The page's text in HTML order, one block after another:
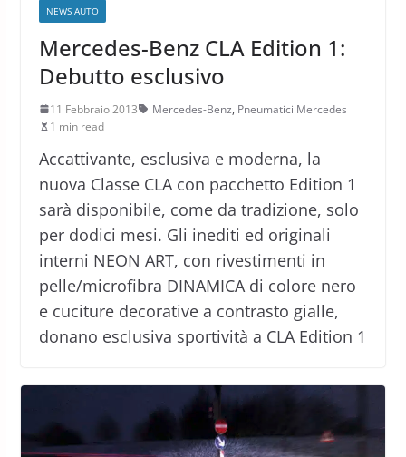
NEWS AUTO
Mercedes-Benz CLA Edition 1:
Debutto esclusivo
11 Febbraio 2013 Mercedes-Benz, Pneumatici Mercedes
1 min read
Accattivante, esclusiva e moderna, la
nuova Classe CLA con pacchetto Edition 1
sarà disponibile, come da tradizione, solo
per dodici mesi. Gli inediti ed originali
interni NEON ART, con rivestimenti in
pelle/microfibra DINAMICA di colore nero
e cuciture decorative a contrasto gialle,
donano esclusiva sportività a CLA Edition 1